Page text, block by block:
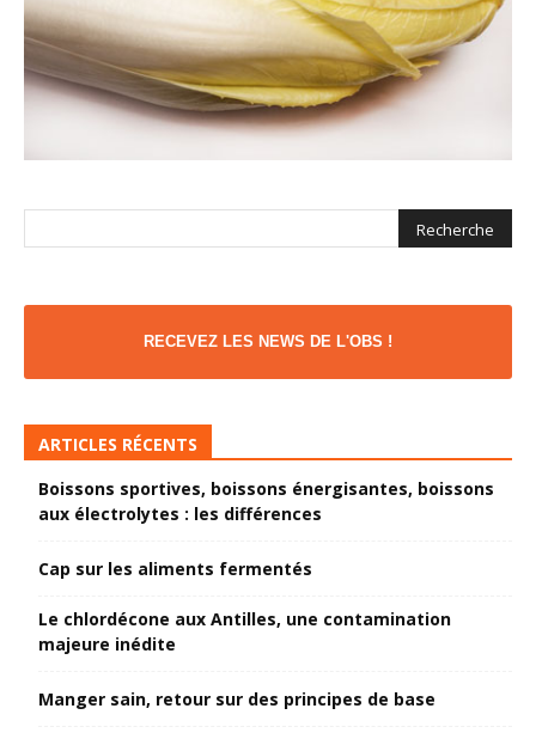
RECEVEZ LES NEWS DE L'OBS !
ARTICLES RÉCENTS
Boissons sportives, boissons énergisantes, boissons
aux électrolytes : les différences
Cap sur les aliments fermentés
Le chlordécone aux Antilles, une contamination
majeure inédite
Manger sain, retour sur des principes de base